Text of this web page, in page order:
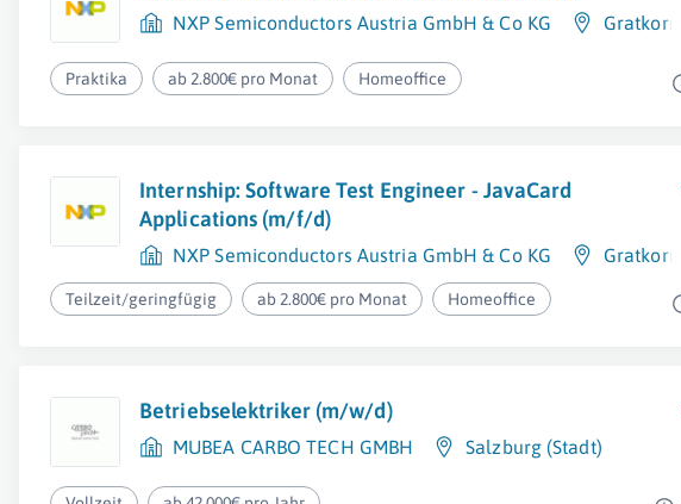
NXP Semiconductors Austria GmbH & Co KG Gratkorn
Praktika ab 2.800€ pro Monat Homeoffice
Internship: Software Test Engineer - JavaCard
Applications (m/f/d)
NXP Semiconductors Austria GmbH & Co KG Gratkorn
Teilzeit/geringfügig ab 2.800€ pro Monat Homeoffice
Betriebselektriker (m/w/d)
MUBEA CARBO TECH GMBH Salzburg (Stadt)